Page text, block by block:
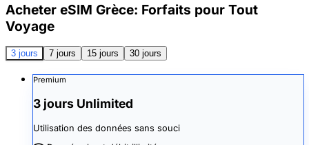
Acheter eSIM Grèce: Forfaits pour Tout
Voyage
3 jours 7 jours 15 jours 30 jours
Premium
3 jours Unlimited
Utilisation des données sans souci